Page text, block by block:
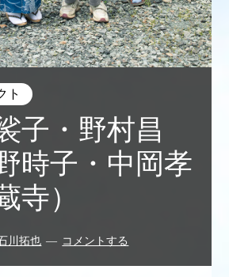
ト
子・野村昌
時子・中岡孝
寺）
川拓也 コメントする